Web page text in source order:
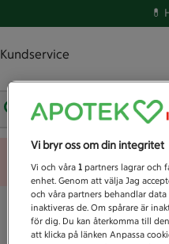
💊
Kundservice
Vad letar du efter idag?
Vi bryr oss om din integritet
Vi och våra 1 partners lagrar och
enhet. Genom att välja Jag
och våra partners behandlar
inaktiveras de. Om spårare är
för dig. Du kan återkomma till
att klicka på länken Anpassa